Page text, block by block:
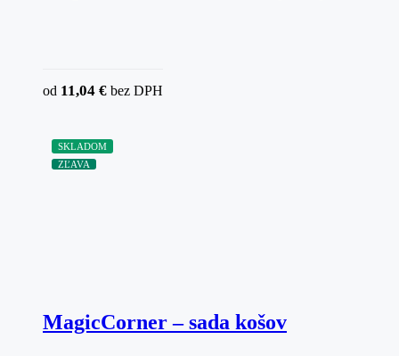
od 11,04 € bez DPH
SKLADOM
ZĽAVA
MagicCorner – sada košov